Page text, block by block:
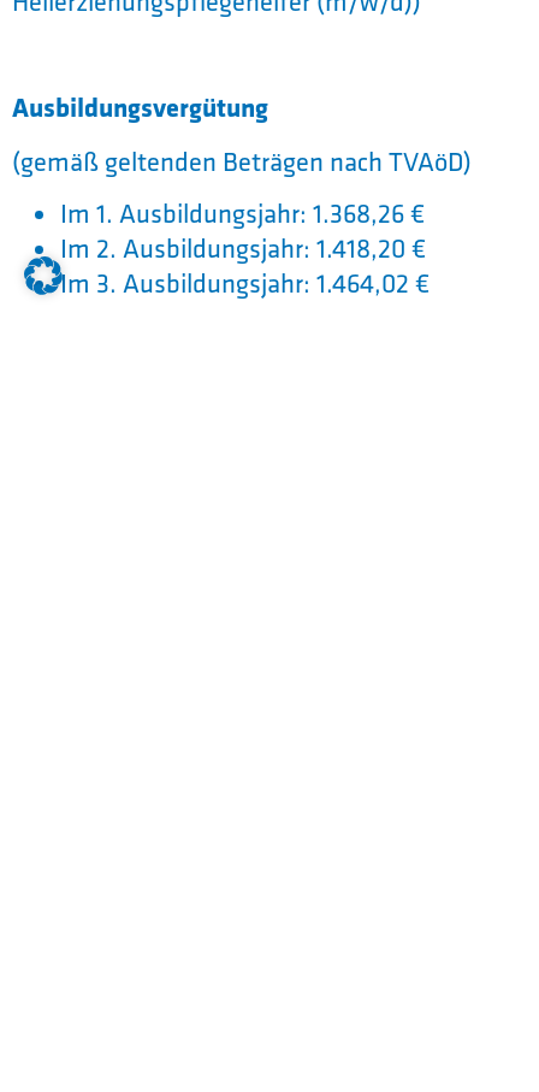
Ausbildungsvergütung
(gemäß geltenden Beträgen nach TVAöD)
Im 1. Ausbildungsjahr: 1.368,26 €
Im 2. Ausbildungsjahr: 1.418,20 €
Im 3. Ausbildungsjahr: 1.464,02 €